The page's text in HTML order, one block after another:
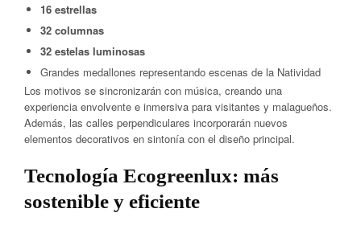
16 estrellas
32 columnas
32 estelas luminosas
Grandes medallones representando escenas de la Natividad
Los motivos se sincronizarán con música, creando una
experiencia envolvente e inmersiva para visitantes y malagueños.
Además, las calles perpendiculares incorporarán nuevos
elementos decorativos en sintonía con el diseño principal.
Tecnología Ecogreenlux: más
sostenible y eficiente